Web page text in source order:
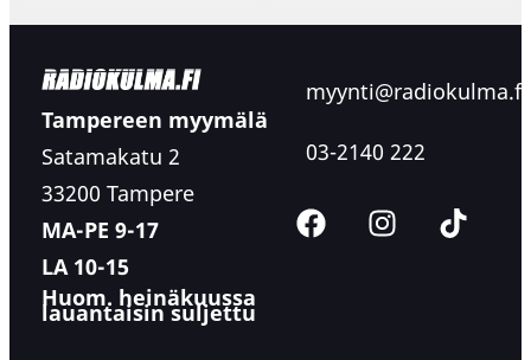
Tampereen myymälä
Satamakatu 2
33200 Tampere
MA-PE 9-17
LA 10-15
Huom. heinäkuussa
lauantaisin suljettu
myynti@radiokulma.fi
03-2140 222